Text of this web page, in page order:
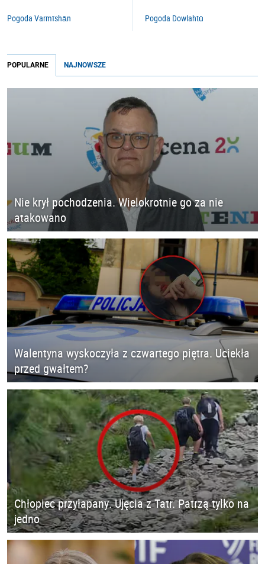
Pogoda Varmīshān Pogoda Dowlahtū
POPULARNE NAJNOWSZE
Nie krył pochodzenia. Wielokrotnie go za nie
atakowano
Walentyna wyskoczyła z czwartego piętra. Uciekła
przed gwałtem?
Chłopiec przyłapany. Ujęcia z Tatr. Patrzą tylko na
jedno